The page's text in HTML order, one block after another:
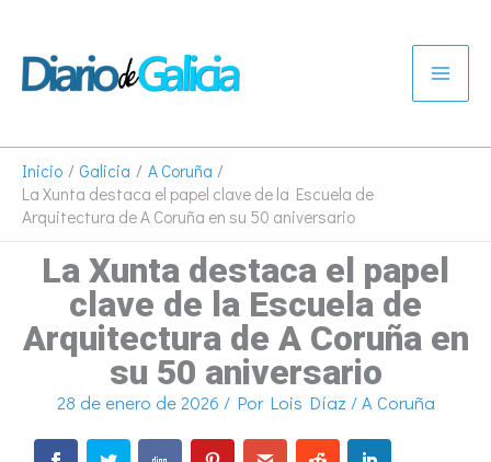
contenido
Inicio Galicia
A Coruña
La Xunta destaca el papel clave de la Escuela de
Arquitectura de A Coruña en su 50 aniversario
La Xunta destaca el papel
clave de la Escuela de
Arquitectura de A Coruña en
su 50 aniversario
28 de enero de 2026 / Por Lois Díaz /A Coruña